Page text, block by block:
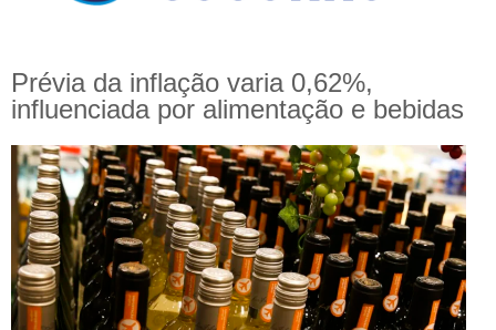
Prévia da inflação varia 0,62%,
influenciada por alimentação e bebidas